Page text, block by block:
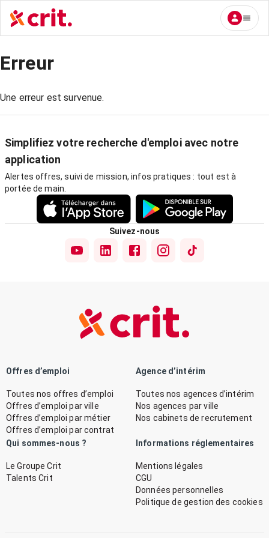
Erreur
Une erreur est survenue.
Simplifiez votre recherche d'emploi avec notre
application
Alertes offres, suivi de mission, infos pratiques : tout est à
portée de main.
Suivez-nous
Offres d’emploi
Toutes nos offres d’emploi
Offres d’emploi par ville
Offres d’emploi par métier
Offres d’emploi par contrat
Agence d’intérim
Toutes nos agences d’intérim
Nos agences par ville
Nos cabinets de recrutement
Qui sommes-nous ?
Le Groupe Crit
Talents Crit
Informations réglementaires
Mentions légales
CGU
Données personnelles
Politique de gestion des cookies